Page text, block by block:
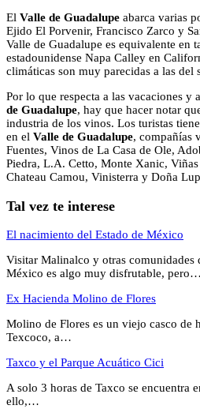
El Valle de Guadalupe abarca varias
Ejido El Porvenir, Francisco Zarco y
Valle de Guadalupe es equivalente en
estadounidense Napa Calley en
climáticas son muy parecidas a las del
Por lo que respecta a las vacaciones y
de Guadalupe, hay que hacer notar
industria de los vinos. Los turistas
en el Valle de Guadalupe, compañías
Fuentes, Vinos de La Casa de Ole,
Piedra, L.A. Cetto, Monte Xanic,
Chateau Camou, Vinisterra y Doña
Tal vez te interese
El nacimiento del Estado de México
Visitar Malinalco y otras comunidades
México es algo muy disfrutable, pero…
Ex Hacienda Molino de Flores
Molino de Flores es un viejo casco de
Texcoco, a…
Taxco y el Parque Acuático Cici
A solo 3 horas de Taxco se encuentra
ello,…